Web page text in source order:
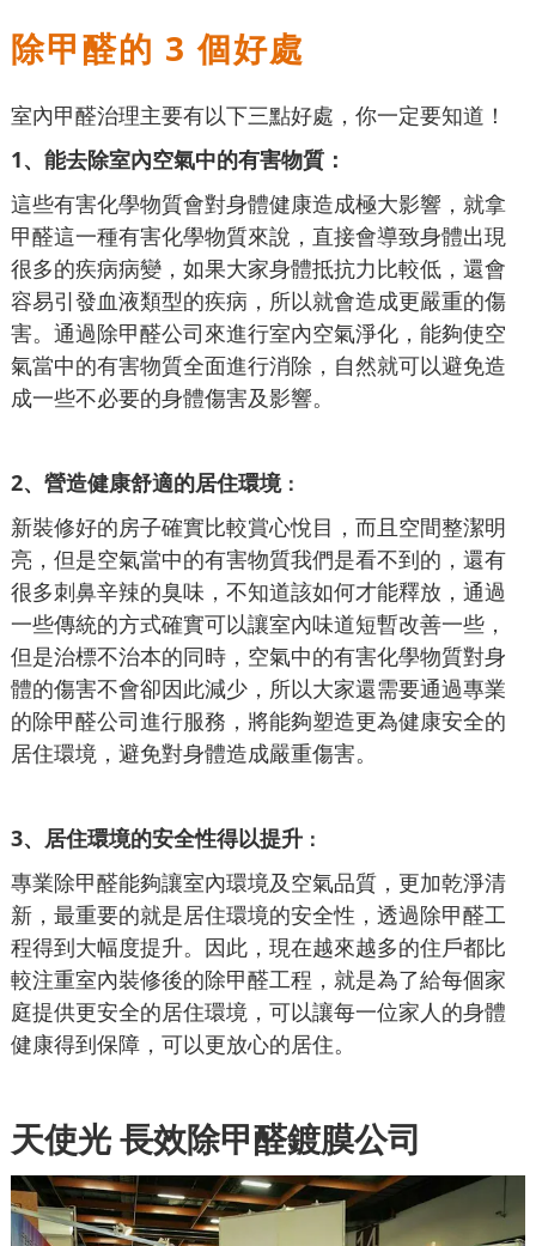
除甲醛的 3 個好處
室內甲醛治理主要有以下三點好處，你一定要知道！
1、能去除室內空氣中的有害物質：
這些有害化學物質會對身體健康造成極大影響，就拿
甲醛這一種有害化學物質來說，直接會導致身體出現
很多的疾病病變，如果大家身體抵抗力比較低，還會
容易引發血液類型的疾病，所以就會造成更嚴重的傷
害。通過除甲醛公司來進行室內空氣淨化，能夠使空
氣當中的有害物質全面進行消除，自然就可以避免造
成一些不必要的身體傷害及影響。
2、營造健康舒適的居住環境：
新裝修好的房子確實比較賞心悅目，而且空間整潔明
亮，但是空氣當中的有害物質我們是看不到的，還有
很多刺鼻辛辣的臭味，不知道該如何才能釋放，通過
一些傳統的方式確實可以讓室內味道短暫改善一些，
但是治標不治本的同時，空氣中的有害化學物質對身
體的傷害不會卻因此減少，所以大家還需要通過專業
的除甲醛公司進行服務，將能夠塑造更為健康安全的
居住環境，避免對身體造成嚴重傷害。
3、居住環境的安全性得以提升 ：
專業除甲醛能夠讓室內環境及空氣品質，更加乾淨清
新，最重要的就是居住環境的安全性，透過除甲醛工
程得到大幅度提升。因此，現在越來越多的住戶都比
較注重室內裝修後的除甲醛工程，就是為了給每個家
庭提供更安全的居住環境，可以讓每一位家人的身體
健康得到保障，可以更放心的居住。
天使光長效除甲醛鍍膜公司